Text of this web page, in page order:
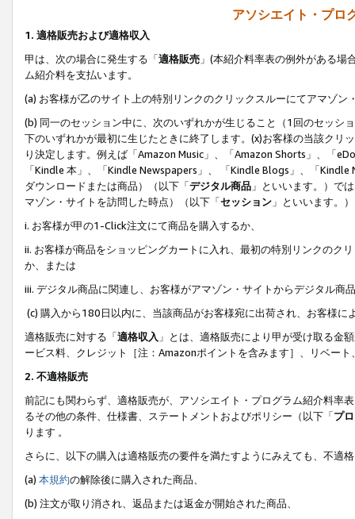
アソシエイト・プロ
1. 適格販売および適格収入
甲は、次の場合に発生する「適格販売 」(本紹介料率表の例外がある
ム紹介料を支払います。
(a) お客様が乙のサイト上の特別リンクのクリックスルーにてアマゾン
(b) 同一のセッション中に、次のいずれかが生じること（1回のセッシ
下のいずれかが最初に生じたときに終了します。(x)お客様の当該ク
り決定します。例えば「Amazon Music」、「Amazon Shorts」、「
「Kindle 本」、「Kindle Newspapers」、 「Kindle Blogs」、「
ダウンロードまたは商品）（以下「デジタル商品 」といいます。）で
マゾン・サイトを訪問した時点）（以下「セッション 」といいます。
i. お客様が甲の1-Click注文にて商品を購入するか、
ii. お客様が商品をショッピングカートに入れ、最初の特別リンクのク
か、または
iii. デジタル商品に関連し、お客様がアマゾン・サイトからデジタル
(c) 購入から180日以内に、当該商品がお客様宛に出荷され、お客様
適格販売に対する「適格収入 」とは、適格販売により甲が受け取る金
ービス料、クレジット［注：Amazonポイントを含みます］、リベー
2. 不適格販売
前記にも関わらず、適格販売が、アソシエイト・プログラム紹介料率
るその他の条件、仕様書、ステートメントおよびポリシー（以下「プ
ります 。
さらに、以下の購入は適格販売の要件を満たすようにみえても、不適
(a) 本規約の解除後に購入された商品、
(b) 注文が取り消され、返品または返金が開始された商品、